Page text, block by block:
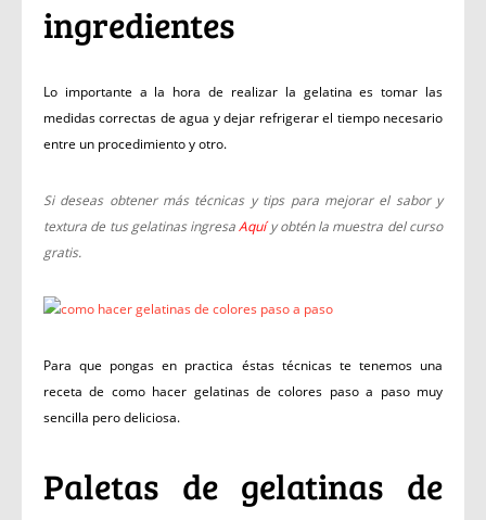
ingredientes
Lo importante a la hora de realizar la gelatina es tomar las
medidas correctas de agua y dejar refrigerar el tiempo necesario
entre un procedimiento y otro.
Si deseas obtener más técnicas y tips para mejorar el sabor y
textura de tus gelatinas ingresaAquí y obtén la muestra del curso
gratis.
Para que pongas en practica éstas técnicas te tenemos una
receta de como hacer gelatinas de colores paso a paso muy
sencilla pero deliciosa.
Paletas de gelatinas de